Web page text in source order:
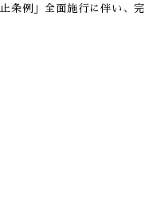
条例」全面施行に伴い、完